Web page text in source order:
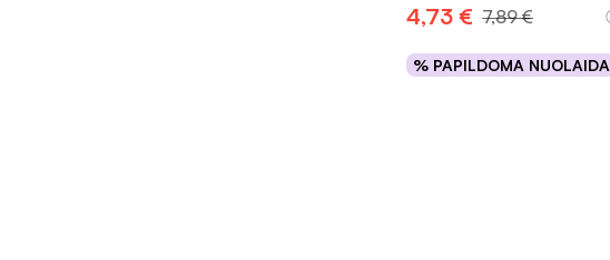
4,73 € 7,89 €
% PAPILDOMA NUOLAIDA
Į krepšelį